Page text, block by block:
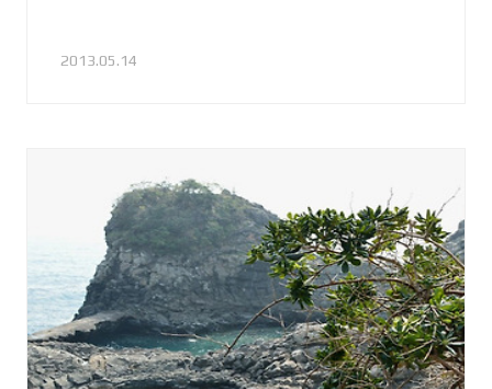
2013.05.14